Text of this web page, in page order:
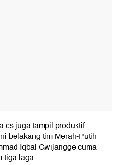
cs juga tampil produktif
belakang tim Merah-Putih
Iqbal Gwijangge cuma
tiga laga.